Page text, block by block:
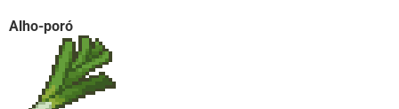
Alho-poró